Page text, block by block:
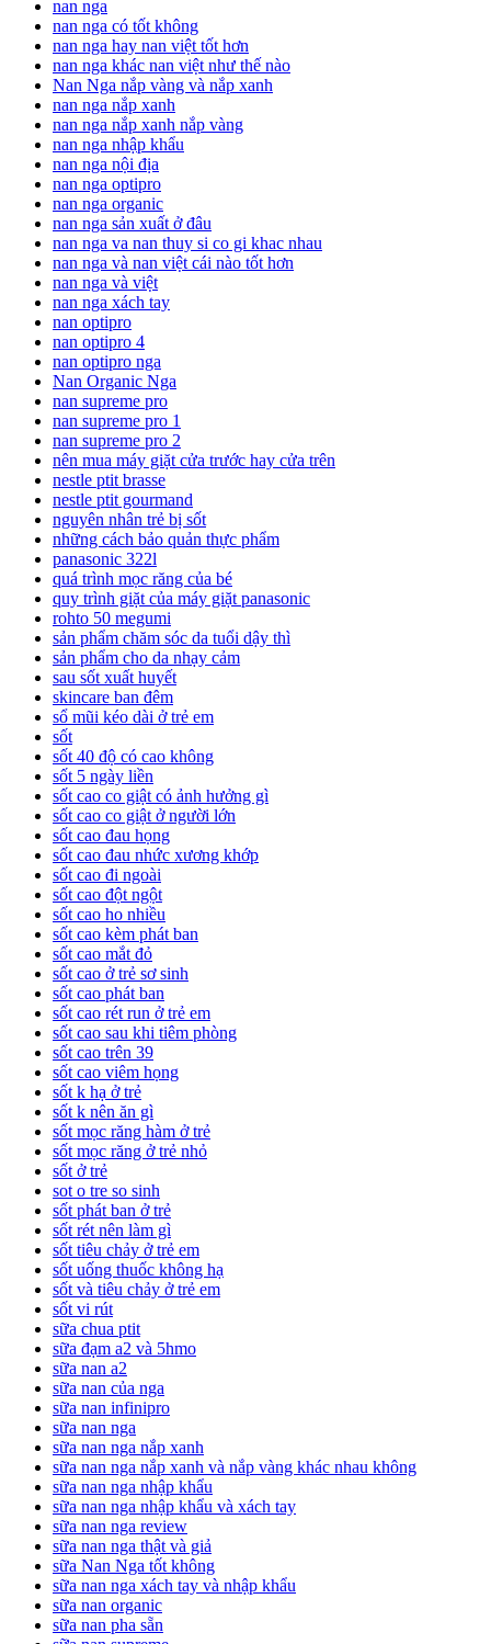
nan nga
nan nga có tốt không
nan nga hay nan việt tốt hơn
nan nga khác nan việt như thế nào
Nan Nga nắp vàng và nắp xanh
nan nga nắp xanh
nan nga nắp xanh nắp vàng
nan nga nhập khẩu
nan nga nội địa
nan nga optipro
nan nga organic
nan nga sản xuất ở đâu
nan nga va nan thuy si co gi khac nhau
nan nga và nan việt cái nào tốt hơn
nan nga và việt
nan nga xách tay
nan optipro
nan optipro 4
nan optipro nga
Nan Organic Nga
nan supreme pro
nan supreme pro 1
nan supreme pro 2
nên mua máy giặt cửa trước hay cửa trên
nestle ptit brasse
nestle ptit gourmand
nguyên nhân trẻ bị sốt
những cách bảo quản thực phẩm
panasonic 322l
quá trình mọc răng của bé
quy trình giặt của máy giặt panasonic
rohto 50 megumi
sản phẩm chăm sóc da tuổi dậy thì
sản phẩm cho da nhạy cảm
sau sốt xuất huyết
skincare ban đêm
sổ mũi kéo dài ở trẻ em
sốt
sốt 40 độ có cao không
sốt 5 ngày liền
sốt cao co giật có ảnh hưởng gì
sốt cao co giật ở người lớn
sốt cao đau họng
sốt cao đau nhức xương khớp
sốt cao đi ngoài
sốt cao đột ngột
sốt cao ho nhiều
sốt cao kèm phát ban
sốt cao mắt đỏ
sốt cao ở trẻ sơ sinh
sốt cao phát ban
sốt cao rét run ở trẻ em
sốt cao sau khi tiêm phòng
sốt cao trên 39
sốt cao viêm họng
sốt k hạ ở trẻ
sốt k nên ăn gì
sốt mọc răng hàm ở trẻ
sốt mọc răng ở trẻ nhỏ
sốt ở trẻ
sot o tre so sinh
sốt phát ban ở trẻ
sốt rét nên làm gì
sốt tiêu chảy ở trẻ em
sốt uống thuốc không hạ
sốt và tiêu chảy ở trẻ em
sốt vi rút
sữa chua ptit
sữa đạm a2 và 5hmo
sữa nan a2
sữa nan của nga
sữa nan infinipro
sữa nan nga
sữa nan nga nắp xanh
sữa nan nga nắp xanh và nắp vàng khác nhau không
sữa nan nga nhập khẩu
sữa nan nga nhập khẩu và xách tay
sữa nan nga review
sữa nan nga thật và giả
sữa Nan Nga tốt không
sữa nan nga xách tay và nhập khẩu
sữa nan organic
sữa nan pha sẵn